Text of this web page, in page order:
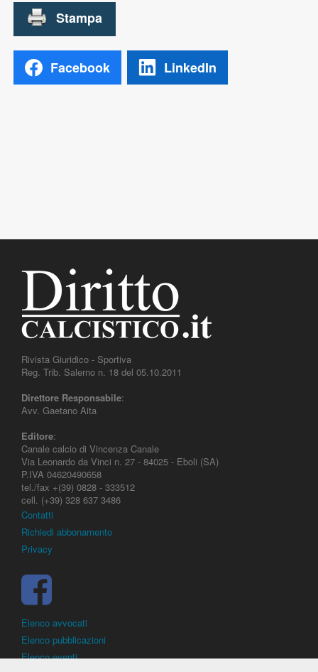
Facebook LinkedIn
Rivista Giuridico - Sportiva
Reg. Trib. Salerno n. 18 del 05.10.2011
Direttore Responsabile:
Avv. Gaetano Aita
Editore:
Canale calcio di Vincenza Canale
Via Leonardo da Vinci n. 27 - 84025 - Eboli (SA)
P.IVA 04620490658
tel./fax +(39) 0828 - 333512
cell. (+39) 328 637 3486
Contatti
Richiedi abbonamento
Privacy
Elenco avvocati
Elenco pubblicazioni
Elenco eventi